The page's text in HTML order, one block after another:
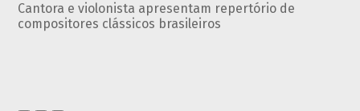
Cantora e violonista apresentam repertório de
compositores clássicos brasileiros